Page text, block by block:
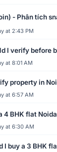
- Phân tích
at 2:43 PM
I verify before
at 8:01 AM
property in
at 6:57 AM
4 BHK flat
at 6:30 AM
I buy a 3 BHK